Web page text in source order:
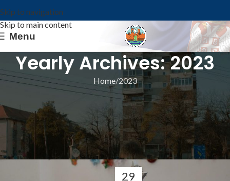
Skip to navigation
Skip to main content
Menu
Yearly Archives: 2023
Home 2023
ИЗ ОПШТИНЕ
СРЕЋНА НОВА 2024. ГОДИНА! BOLDOG
2024 – ES ÉVET ! ANUL NOU 2024 FERICIT
!
Општина Ковин
29